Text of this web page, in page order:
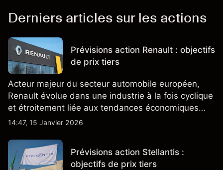
Derniers articles sur les actions
Prévisions action Renault : objectifs
de prix tiers
Acteur majeur du secteur automobile européen,
Renault évolue dans une industrie à la fois cyclique
et étroitement liée aux tendances économiques
générales.
14:47, 15 Janvier 2026
Prévisions action Stellantis :
objectifs de prix tiers